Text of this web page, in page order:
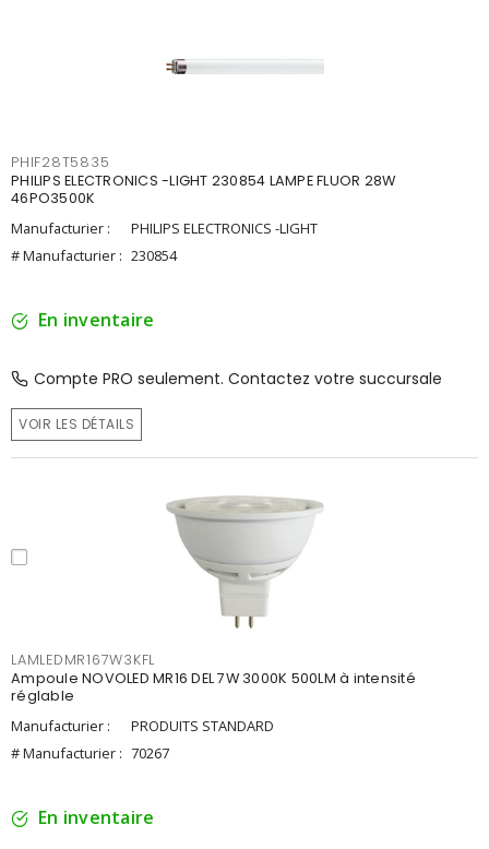
PHIF28T5835
PHILIPS ELECTRONICS -LIGHT 230854 LAMPE FLUOR 28W
46PO3500K
Manufacturier :
PHILIPS ELECTRONICS -LIGHT
# Manufacturier : 230854
En inventaire
Compte PRO seulement. Contactez votre succursale
VOIR LES DÉTAILS
LAMLEDMR167W3KFL
Ampoule NOVOLED MR16 DEL 7W 3000K 500LM à intensité
réglable
Manufacturier :
PRODUITS STANDARD
# Manufacturier : 70267
En inventaire